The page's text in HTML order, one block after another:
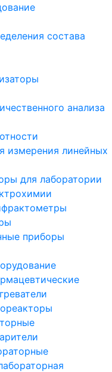
состава
анализа
измерения линейных
для лаборатории
приборы